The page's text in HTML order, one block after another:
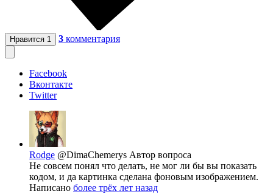
Нравится 1 3 комментария
Facebook
Вконтакте
Twitter
Rodge @DimaChemerys Автор вопроса
Не совсем понял что делать, не мог ли бы вы показать
кодом, и да картинка сделана фоновым изображением.
Написано более трёх лет назад